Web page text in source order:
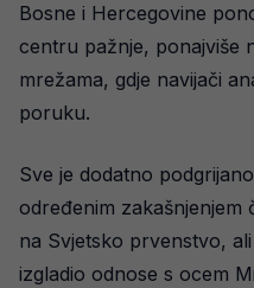
Bosne i Hercegovine
centru pažnje, ponajviše
mrežama, gdje navijači
poruku.
Sve je dodatno
određenim zakašnjenjem
na Svjetsko prvenstvo,
izgladio odnose s ocem